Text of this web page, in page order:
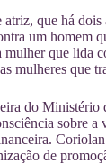
que há
um homem
que lida
mulheres que
do Ministério
sobre
de